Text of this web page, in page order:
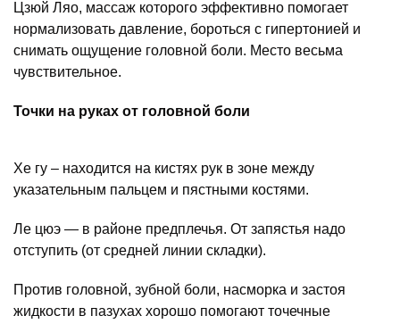
Цзюй Ляо, массаж которого эффективно помогает
нормализовать давление, бороться с гипертонией и
снимать ощущение головной боли. Место весьма
чувствительное.
Точки на руках от головной боли
Хе гу – находится на кистях рук в зоне между
указательным пальцем и пястными костями.
Ле цюэ — в районе предплечья. От запястья надо
отступить (от средней линии складки).
Против головной, зубной боли, насморка и застоя
жидкости в пазухах хорошо помогают точечные